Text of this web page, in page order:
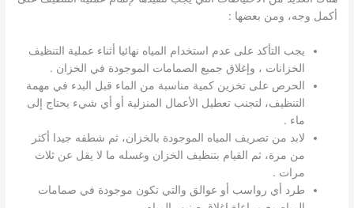
أكمل وجه، ومن بعضها :
يجب التأكد على عدم استخدام المياه نهائيا أثناء عملية التنظيف
الخزانات ، وإغلاق جميع الصمامات الموجودة في الخزان .
الحرص على تخزين كمية مناسبة من الماء قبل البدء في مهمة
التنظيف، لتجنب تعطيل الأعمال المنزلية أو أي شيء يحتاج إلى
ماء .
لابد من تصريف المياه الموجودة بالخزان، ثم شطفه جيدا أكثر
من مرة، ثم القيام بتنظيف الخزان وغسله ما لا يقل عن ثلاث
مرات .
طرد أي رواسب أو عوالق والتي تكون موجودة في صمامات